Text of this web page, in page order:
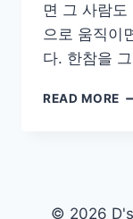
면 그 사람
으로 움직이
다. 한참을
READ MORE 고
© 2026